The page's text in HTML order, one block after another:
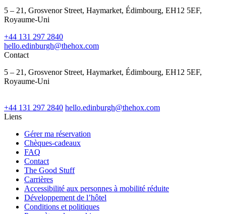
5 – 21, Grosvenor Street, Haymarket, Édimbourg, EH12 5EF,
Royaume-Uni
+44 131 297 2840
hello.edinburgh@thehox.com
Contact
5 – 21, Grosvenor Street, Haymarket, Édimbourg, EH12 5EF,
Royaume-Uni
+44 131 297 2840 hello.edinburgh@thehox.com
Liens
Gérer ma réservation
Chèques-cadeaux
FAQ
Contact
The Good Stuff
Carrières
Accessibilité aux personnes à mobilité réduite
Développement de l’hôtel
Conditions et politiques